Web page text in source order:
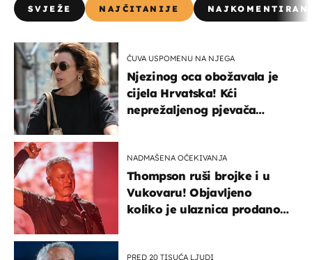
SVJEŽE NAJČITANIJE
ČUVA USPOMENU NA NJEGA
Njezinog oca obožavala je
cijela Hrvatska! Kći
neprežaljenog pjevača
NADMAŠENA OČEKIVANJA
Thompson ruši brojke i u
Vukovaru! Objavljeno
koliko je ulaznica prodano
PRED 20 TISUĆA LJUDI